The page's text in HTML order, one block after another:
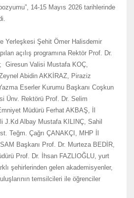
14-15 Mayıs 2026 tarihlerinde
Yerleşkesi Şehit Ömer Halisdemir
açılış programına Rektör Prof. Dr.
Giresun Valisi Mustafa KOÇ,
Abidin AKKİRAZ, Piraziz
Eserler Kurumu Başkanı Coşkun
Ünv. Rektörü Prof. Dr. Selim
Müdürü Ferhat AKBAŞ, İl
J.Kd Albay Mustafa KILINÇ, Sahil
Teğm. Çağrı ÇANAKÇI, MHP İl
Başkanı Prof. Dr. Murteza BEDİR,
Prof. Dr. İhsan FAZLIOĞLU, yurt
şehirlerinden gelen akademisyenler,
temsilcileri ile öğrenciler